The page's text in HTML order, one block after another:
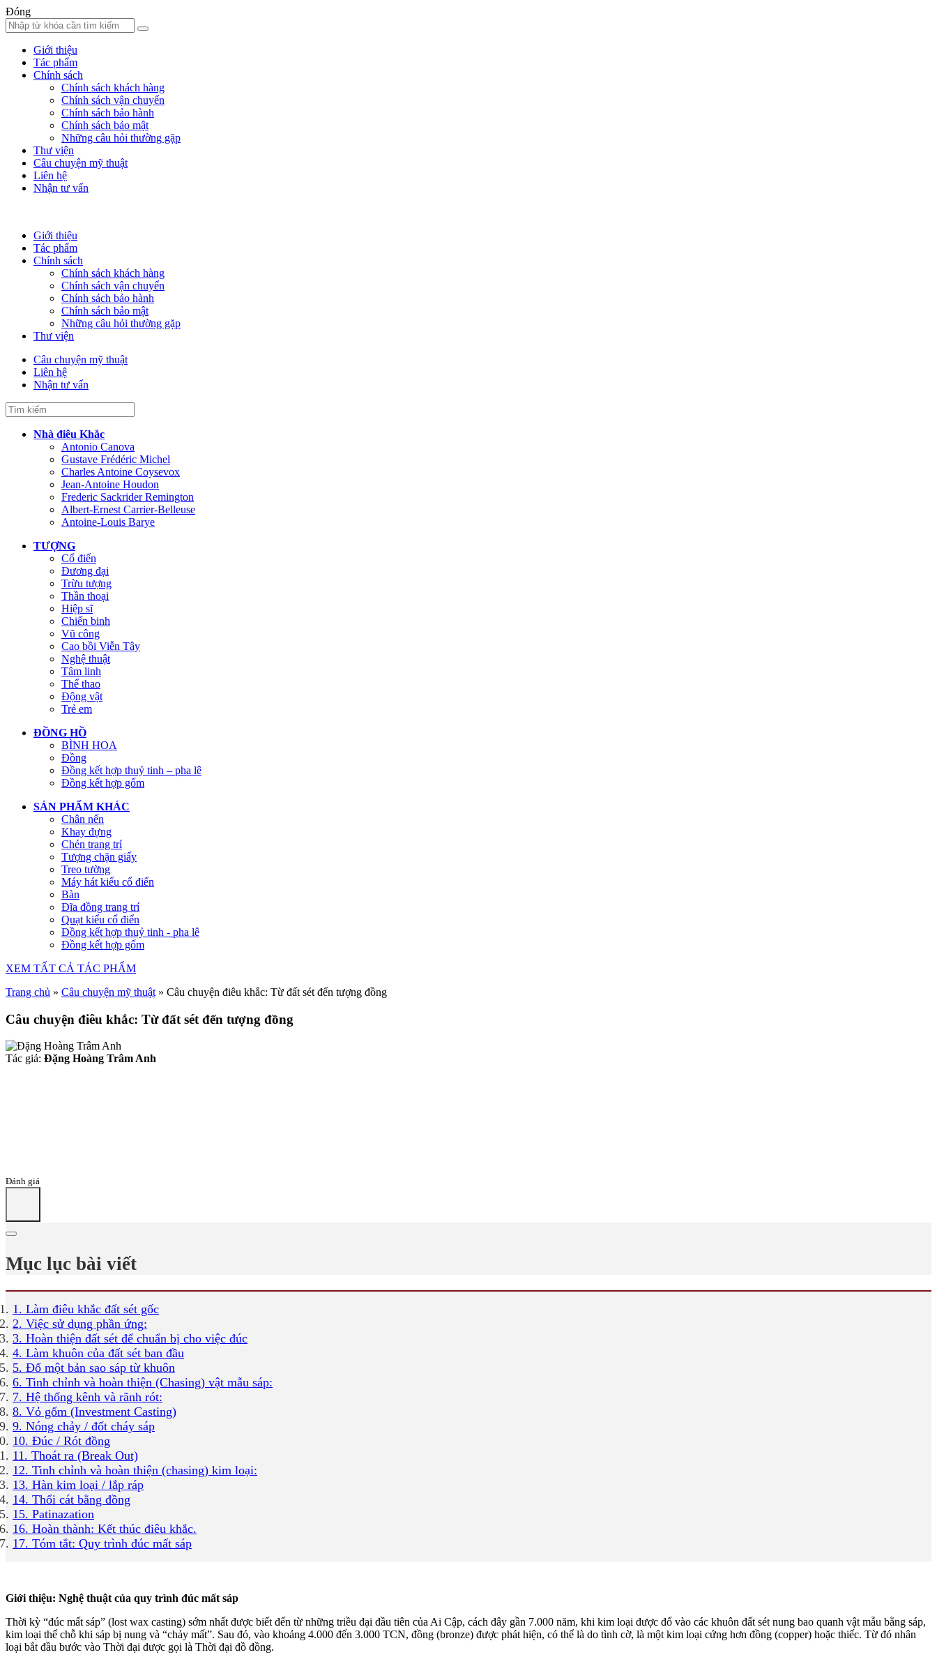
Đóng
Giới thiệu
Tác phẩm
Chính sách
Chính sách khách hàng
Chính sách vận chuyển
Chính sách bảo hành
Chính sách bảo mật
Những câu hỏi thường gặp
Thư viện
Câu chuyện mỹ thuật
Liên hệ
Nhận tư vấn
Giới thiệu
Tác phẩm
Chính sách
Chính sách khách hàng
Chính sách vận chuyển
Chính sách bảo hành
Chính sách bảo mật
Những câu hỏi thường gặp
Thư viện
Câu chuyện mỹ thuật
Liên hệ
Nhận tư vấn
Nhà điêu Khắc
Antonio Canova
Gustave Frédéric Michel
Charles Antoine Coysevox
Jean-Antoine Houdon
Frederic Sackrider Remington
Albert-Ernest Carrier-Belleuse
Antoine-Louis Barye
TƯỢNG
Cổ điển
Đương đại
Trừu tượng
Thần thoại
Hiệp sĩ
Chiến binh
Vũ công
Cao bồi Viễn Tây
Nghệ thuật
Tâm linh
Thể thao
Động vật
Trẻ em
ĐỒNG HỒ
BÌNH HOA
Đồng
Đồng kết hợp thuỷ tinh – pha lê
Đồng kết hợp gốm
SẢN PHẨM KHÁC
Chân nến
Khay đựng
Chén trang trí
Tượng chặn giấy
Treo tường
Máy hát kiểu cổ điển
Bàn
Đĩa đồng trang trí
Quạt kiểu cổ điển
Đồng kết hợp thuỷ tinh - pha lê
Đồng kết hợp gốm
XEM TẤT CẢ TÁC PHẨM
Trang chủ » Câu chuyện mỹ thuật » Câu chuyện điêu khắc: Từ đất sét đến tượng đồng
Câu chuyện điêu khắc: Từ đất sét đến tượng đồng
Tác giả: Đặng Hoàng Trâm Anh
Đánh giá
Mục lục bài viết
1. Làm điêu khắc đất sét gốc
2. Việc sử dụng phần ứng:
3. Hoàn thiện đất sét để chuẩn bị cho việc đúc
4. Làm khuôn của đất sét ban đầu
5. Đổ một bản sao sáp từ khuôn
6. Tinh chỉnh và hoàn thiện (Chasing) vật mẫu sáp:
7. Hệ thống kênh và rãnh rót:
8. Vỏ gốm (Investment Casting)
9. Nóng chảy / đốt cháy sáp
10. Đúc / Rót đồng
11. Thoát ra (Break Out)
12. Tinh chỉnh và hoàn thiện (chasing) kim loại:
13. Hàn kim loại / lắp ráp
14. Thổi cát bằng đồng
15. Patinazation
16. Hoàn thành: Kết thúc điêu khắc.
17. Tóm tắt: Quy trình đúc mất sáp
Giới thiệu: Nghệ thuật của quy trình đúc mất sáp
Thời kỳ “đúc mất sáp” (lost wax casting) sớm nhất được biết đến từ những triều đại đầu tiên của Ai Cập, cách đây gần 7.000 năm, khi kim loại được đổ vào các khuôn đất sét nung bao quanh vật mẫu bằng sáp,
kim loại thế chỗ khi sáp bị nung và “chảy mất”. Sau đó, vào khoảng 4.000 đến 3.000 TCN, đồng (bronze) được phát hiện, có thể là do tình cờ, là một kim loại cứng hơn đồng (copper) hoặc thiếc. Từ đó nhân
loại bắt đầu bước vào Thời đại được gọi là Thời đại đồ đồng.